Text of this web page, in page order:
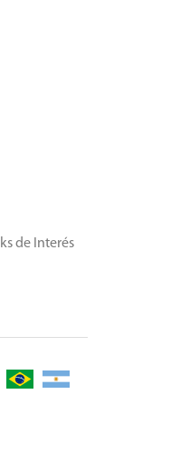
de Interés